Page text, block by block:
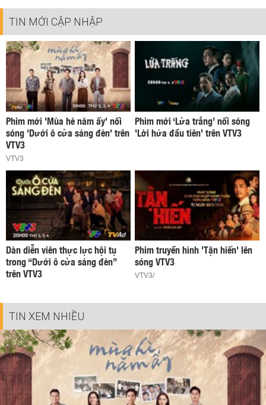
TIN MỚI CẬP NHẬP
Phim mới 'Mùa hè năm ấy' nối
sóng 'Dưới ô cửa sáng đèn' trên
VTV3
VTV3
Phim mới ‘Lửa trắng’ nối sóng
'Lời hứa đầu tiên' trên VTV3
Dàn diễn viên thực lực hội tụ
trong “Dưới ô cửa sáng đèn”
trên VTV3
Phim truyền hình 'Tận hiến' lên
sóng VTV3
VTV3/
TIN XEM NHIỀU